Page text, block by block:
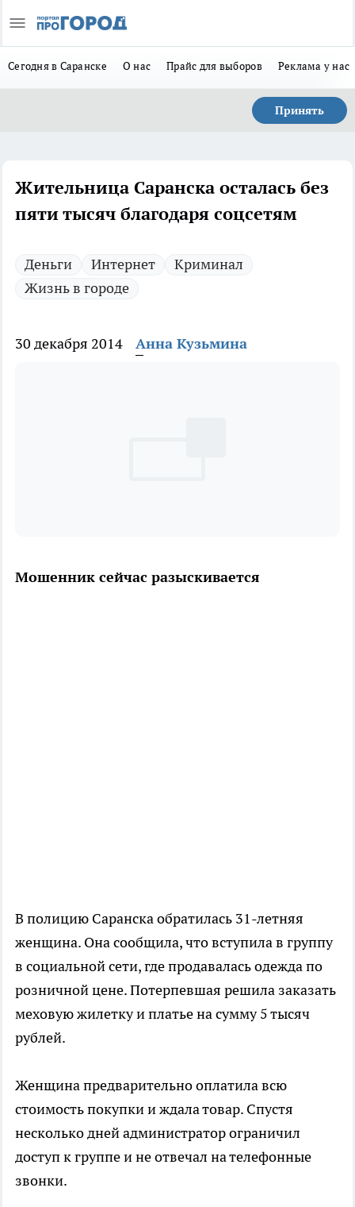
Сегодня в Саранске О нас Прайс для выборов Реклама у нас
Принять
Жительница Саранска осталась без
пяти тысяч благодаря соцсетям
Деньги Интернет
Криминал
Жизнь в городе
30 декабря 2014 Анна Кузьмина
Мошенник сейчас разыскивается
В полицию Саранска обратилась 31-летняя
женщина. Она сообщила, что вступила в группу
в социальной сети, где продавалась одежда по
розничной цене. Потерпевшая решила заказать
меховую жилетку и платье на сумму 5 тысяч
рублей.
Женщина предварительно оплатила всю
стоимость покупки и ждала товар. Спустя
несколько дней администратор ограничил
доступ к группе и не отвечал на телефонные
звонки.